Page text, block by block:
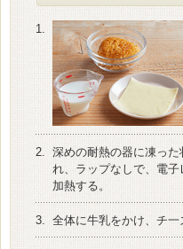
1.
2. 深めの耐熱の器に凍っ
れ、ラップなしで、電
加熱する。
3. 全体に牛乳をかけ、チ一